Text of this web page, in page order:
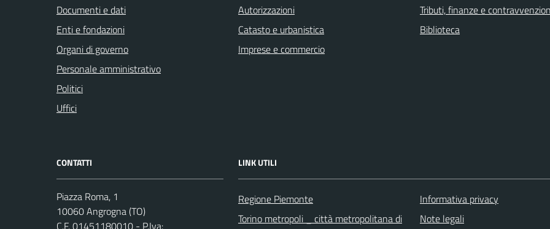
Documenti e dati
Enti e fondazioni
Organi di governo
Personale amministrativo
Politici
Uffici
Autorizzazioni
Catasto e urbanistica
Imprese e commercio
Tributi, finanze e
Biblioteca
CONTATTI
Piazza Roma, 1
10060 Angrogna (TO)
C.F. 01451180010 - P.Iva:
LINK UTILI
Regione Piemonte
Torino metropoli _ città metropolitana di
Informativa privacy
Note legali